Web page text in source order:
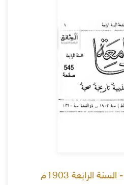
مجلة الجامعة - المصرية - السنة الرابعة 1903م